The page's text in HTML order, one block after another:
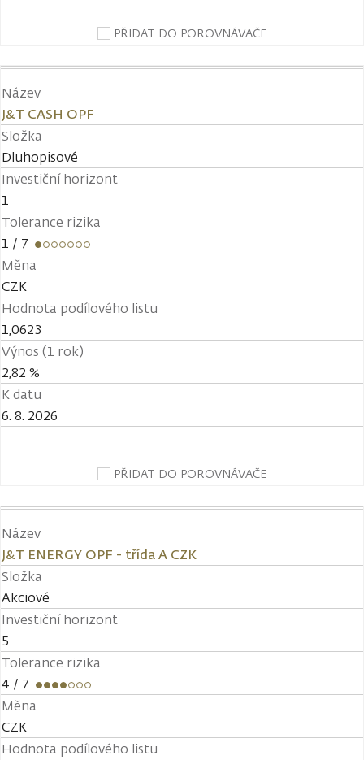
PŘIDAT DO POROVNÁVAČE
Název
J&T CASH OPF
Složka
Dluhopisové
Investiční horizont
1
Tolerance rizika
1 / 7
Měna
CZK
Hodnota podílového listu
1,0623
Výnos (1 rok)
2,82 %
K datu
6. 8. 2026
PŘIDAT DO POROVNÁVAČE
Název
J&T ENERGY OPF - třída A CZK
Složka
Akciové
Investiční horizont
5
Tolerance rizika
4 / 7
Měna
CZK
Hodnota podílového listu